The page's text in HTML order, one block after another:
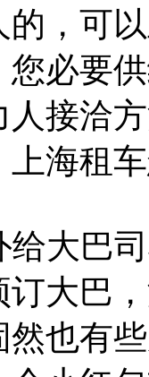
的，可
您必要
人接洽
上海租
给大巴
订大巴
然也有